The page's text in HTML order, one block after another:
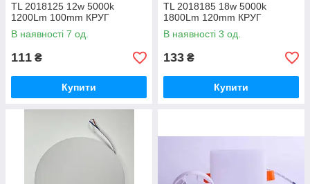
TL 2018125 12w 5000k
1200Lm 100mm КРУГ
В наявності 7 од.
111 ₴
Купити
TL 2018185 18w 5000k
1800Lm 120mm КРУГ
В наявності 3 од.
133 ₴
Купити